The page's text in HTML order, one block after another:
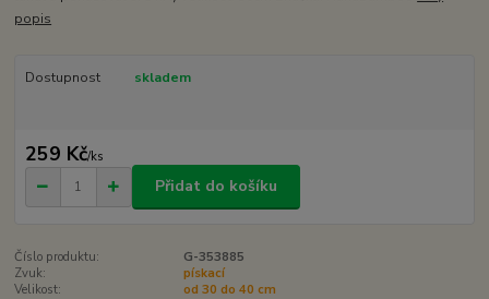
popis
Dostupnost skladem
259 Kč/ks
Přidat do košíku
Číslo produktu:
G-353885
Zvuk:
pískací
Velikost:
od 30 do 40 cm